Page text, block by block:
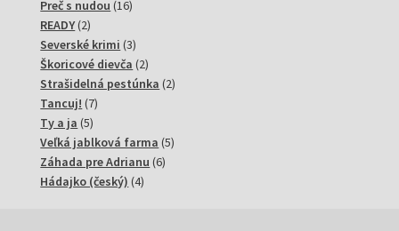
produktov
Preč s nudou 1616
READY 22
produkty
Severské krimi 33
produkty
Škoricové dievča 22
produkty
Strašidelná pestúnka 22
Tancuj! 77
Ty a ja 55
produktov
Veľká jablková farma 55
Záhada pre Adrianu 66
Hádajko (český) 44